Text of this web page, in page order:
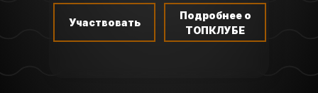
Подробнее о
ТОПКЛУБЕ
Участвовать